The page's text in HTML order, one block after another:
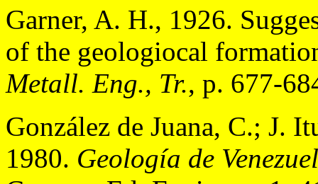
Garner, A. H., 1926.
of the geologiocal
Metall. Eng., Tr., p. 677-
González de Juana, C.; J.
1980. Geología de